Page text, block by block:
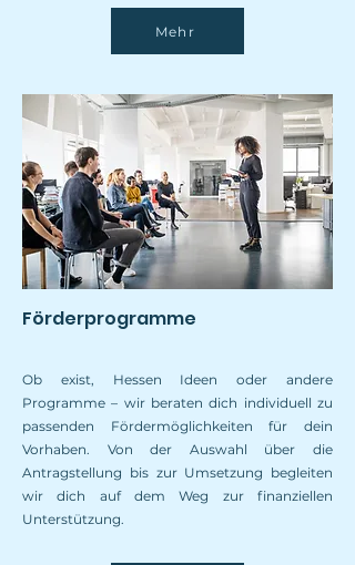
Mehr
Förderprogramme
Ob exist, Hessen Ideen oder andere
Programme – wir beraten dich individuell zu
passenden Fördermöglichkeiten für dein
Vorhaben. Von der Auswahl über die
Antragstellung bis zur Umsetzung begleiten
wir dich auf dem Weg zur finanziellen
Unterstützung.